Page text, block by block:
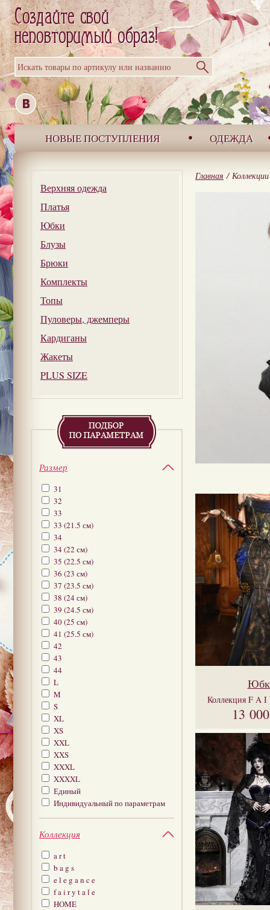
Искать товары по артикулу или названию
НОВЫЕ ПОСТУПЛЕНИЯ ОДЕЖДА
Верхняя одежда
Платья
Юбки
Блузы
Брюки
Комплекты
Топы
Пуловеры, джемперы
Кардиганы
Жакеты
PLUS SIZE
Размер
31
32
33
33 (21.5 см)
34
34 (22 см)
35 (22.5 см)
36 (23 см)
37 (23.5 см)
38 (24 см)
39 (24.5 см)
40 (25 см)
41 (25.5 см)
42
43
44
L
M
S
XL
XS
XXL
XXS
XXXL
XXXXL
Единый
Индивидуальный по параметрам
Коллекция
a r t
b a g s
e l e g a n c e
f a i r y t a l e
HOME
Главная / Коллекции
Коллекция F A I
13